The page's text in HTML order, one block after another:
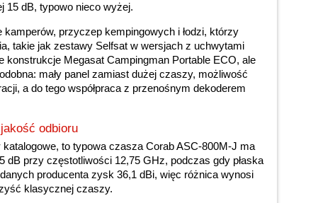
15 dB, typowo nieco wyżej.
przyczep kempingowych i łodzi, którzy
takie jak zestawy Selfsat w wersjach z uchwytami
konstrukcje Megasat Campingman Portable ECO, ale
mały panel zamiast dużej czaszy, możliwość
a do tego współpraca z przenośnym dekoderem
odbioru
to typowa czasza Corab ASC-800M-J ma
dB przy częstotliwości 12,75 GHz, podczas gdy płaska
producenta zysk 36,1 dBi, więc różnica wynosi
klasycznej czaszy.